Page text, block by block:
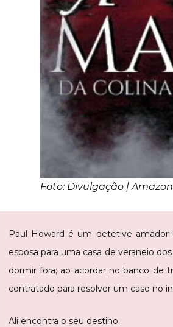
Foto: Divulgação | Amazon
Paul Howard é um detetive amador
esposa para uma casa de veraneio
dormir fora; ao acordar no banco de
contratado para resolver um caso no
Ali encontra o seu destino.